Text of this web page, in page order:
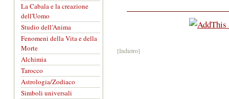
[Indietro]
La Cabala e la creazione
dell'Uomo
Studio dell’Anima
Fenomeni della Vita e della
Morte
Alchimia
Tarocco
Astrologia/Zodiaco
Simboli universali